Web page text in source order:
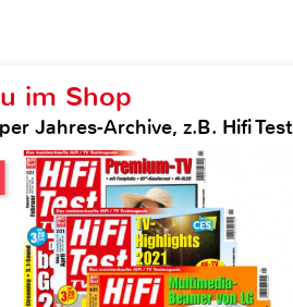
im Shop
Jahres-Archive, z.B. Hifi Test